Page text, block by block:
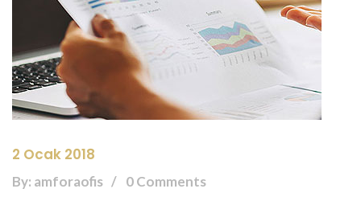
2 Ocak 2018
By: amforaofis 0 Comments